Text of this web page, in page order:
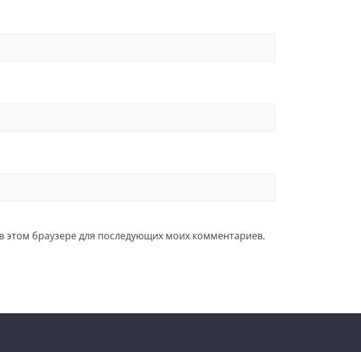
этом браузере для последующих моих комментариев.